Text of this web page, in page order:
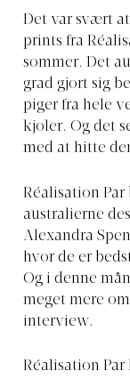
Det var svært
prints fra
sommer. Det
grad gjort sig
piger fra hele
kjoler. Og det
med at hitte
Réalisation Par
australierne
Alexandra
hvor de er
Og i denne
meget mere
interview.
Réalisation